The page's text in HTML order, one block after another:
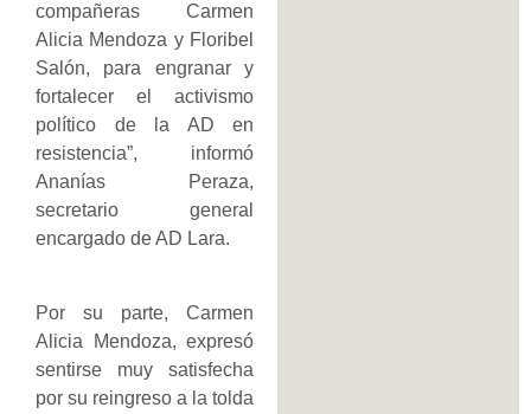
compañeras Carmen
Alicia Mendoza y Floribel
Salón, para engranar y
fortalecer el activismo
político de la AD en
resistencia”, informó
Ananías Peraza,
secretario general
encargado de AD Lara.
Por su parte, Carmen
Alicia Mendoza, expresó
sentirse muy satisfecha
por su reingreso a la tolda